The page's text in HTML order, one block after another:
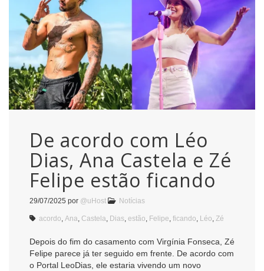
De acordo com Léo
Dias, Ana Castela e Zé
Felipe estão ficando
29/07/2025 por @uHost Notícias
acordo Ana Castela Dias estão Felipe ficando Léo Zé
Depois do fim do casamento com Virgínia Fonseca, Zé
Felipe parece já ter seguido em frente. De acordo com
o Portal LeoDias, ele estaria vivendo um novo